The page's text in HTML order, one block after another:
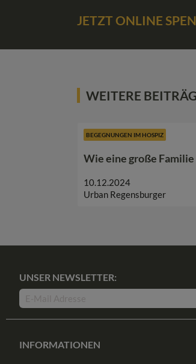
JETZT ONLINE
WEITERE
BEGEGNUNGEN IM HOSPIZ
Wie eine große Familie
10.12.2024
Urban Regensburger
UNSER NEWSLETTER:
INFORMATIONEN